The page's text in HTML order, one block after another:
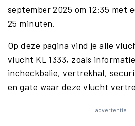
september 2025 om 12:35 met
25 minuten.
Op deze pagina vind je alle
vlucht KL 1333, zoals
incheckbalie, vertrekhal,
en gate waar deze vlucht
advertentie